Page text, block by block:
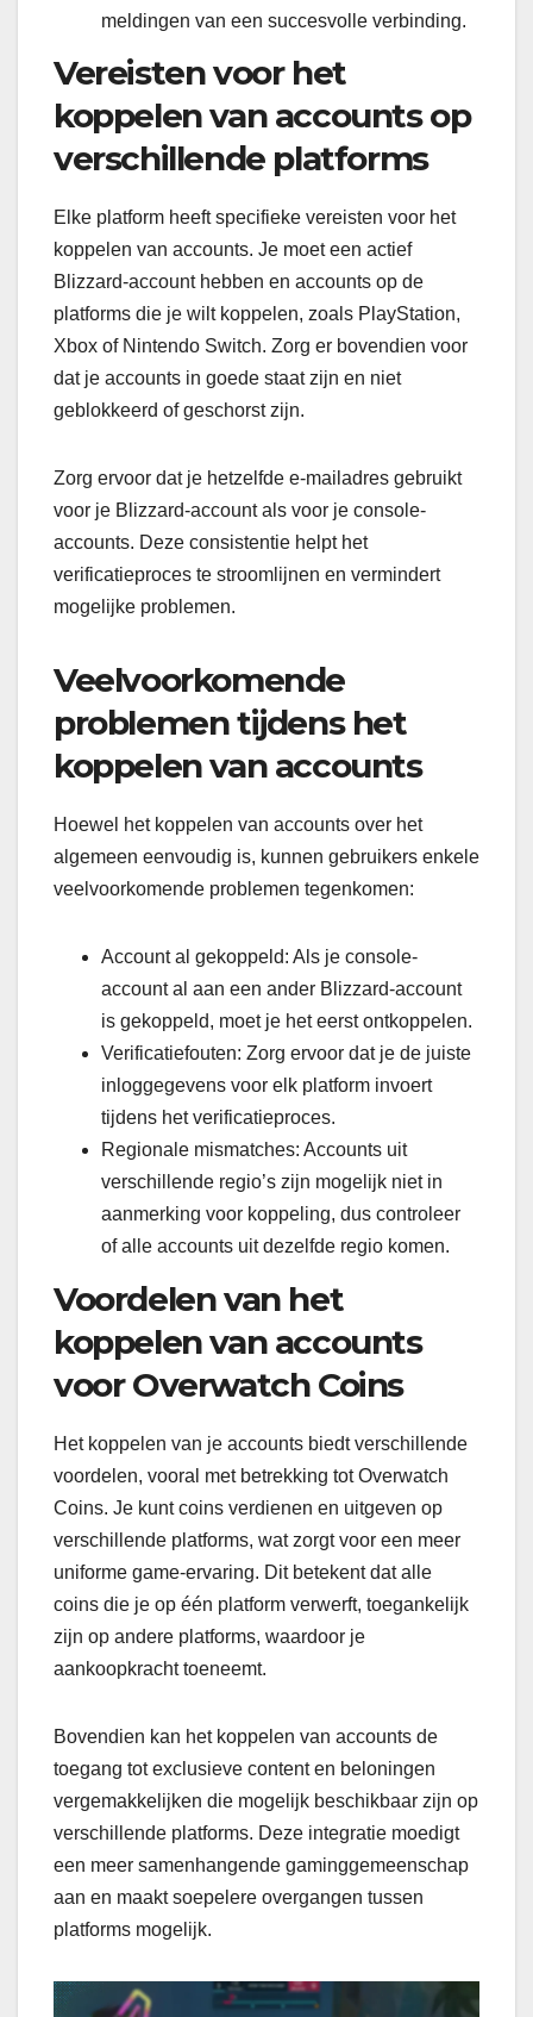
meldingen van een succesvolle verbinding.
Vereisten voor het
koppelen van accounts op
verschillende platforms
Elke platform heeft specifieke vereisten voor het
koppelen van accounts. Je moet een actief
Blizzard-account hebben en accounts op de
platforms die je wilt koppelen, zoals PlayStation,
Xbox of Nintendo Switch. Zorg er bovendien voor
dat je accounts in goede staat zijn en niet
geblokkeerd of geschorst zijn.
Zorg ervoor dat je hetzelfde e-mailadres gebruikt
voor je Blizzard-account als voor je console-
accounts. Deze consistentie helpt het
verificatieproces te stroomlijnen en vermindert
mogelijke problemen.
Veelvoorkomende
problemen tijdens het
koppelen van accounts
Hoewel het koppelen van accounts over het
algemeen eenvoudig is, kunnen gebruikers enkele
veelvoorkomende problemen tegenkomen:
Account al gekoppeld: Als je console-
account al aan een ander Blizzard-account
is gekoppeld, moet je het eerst ontkoppelen.
Verificatiefouten: Zorg ervoor dat je de juiste
inloggegevens voor elk platform invoert
tijdens het verificatieproces.
Regionale mismatches: Accounts uit
verschillende regio’s zijn mogelijk niet in
aanmerking voor koppeling, dus controleer
of alle accounts uit dezelfde regio komen.
Voordelen van het
koppelen van accounts
voor Overwatch Coins
Het koppelen van je accounts biedt verschillende
voordelen, vooral met betrekking tot Overwatch
Coins. Je kunt coins verdienen en uitgeven op
verschillende platforms, wat zorgt voor een meer
uniforme game-ervaring. Dit betekent dat alle
coins die je op één platform verwerft, toegankelijk
zijn op andere platforms, waardoor je
aankoopkracht toeneemt.
Bovendien kan het koppelen van accounts de
toegang tot exclusieve content en beloningen
vergemakkelijken die mogelijk beschikbaar zijn op
verschillende platforms. Deze integratie moedigt
een meer samenhangende gaminggemeenschap
aan en maakt soepelere overgangen tussen
platforms mogelijk.